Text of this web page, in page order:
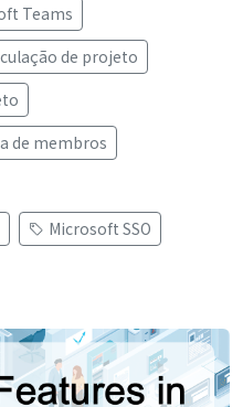
Teams
de projeto
de membros
Microsoft SSO